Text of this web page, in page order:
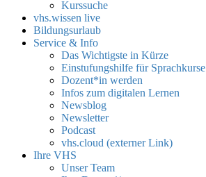
Kurssuche
vhs.wissen live
Bildungsurlaub
Service & Info
Das Wichtigste in Kürze
Einstufungshilfe für Sprachkurse
Dozent*in werden
Infos zum digitalen Lernen
Newsblog
Newsletter
Podcast
vhs.cloud (externer Link)
Ihre VHS
Unser Team